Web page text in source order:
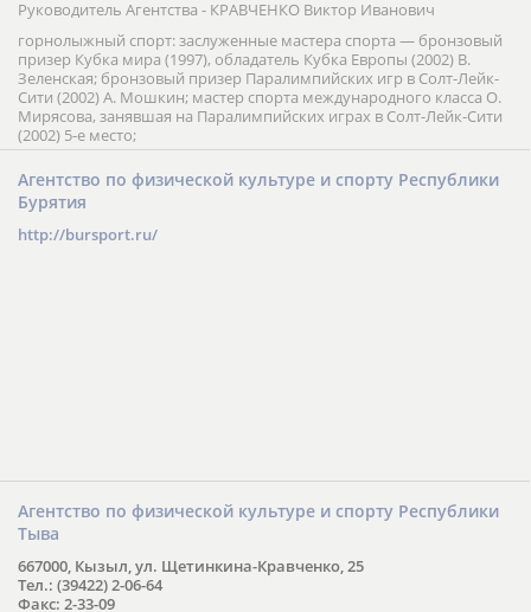
Руководитель Агентства - КРАВЧЕНКО Виктор Иванович
горнолыжный спорт: заслуженные мастера спорта — бронзовый
призер Кубка мира (1997), обладатель Кубка Европы (2002) В.
Зеленская; бронзовый призер Паралимпийских игр в Солт-Лейк-
Сити (2002) А. Мошкин; мастер спорта международного класса О.
Мирясова, занявшая на Паралимпийских играх в Солт-Лейк-Сити
(2002) 5-е место;
Агентство по физической культуре и спорту Республики
Бурятия
http://bursport.ru/
Агентство по физической культуре и спорту Республики
Тыва
667000, Кызыл, ул. Щетинкина-Кравченко, 25
Тел.: (39422) 2-06-64
Факс: 2-33-09